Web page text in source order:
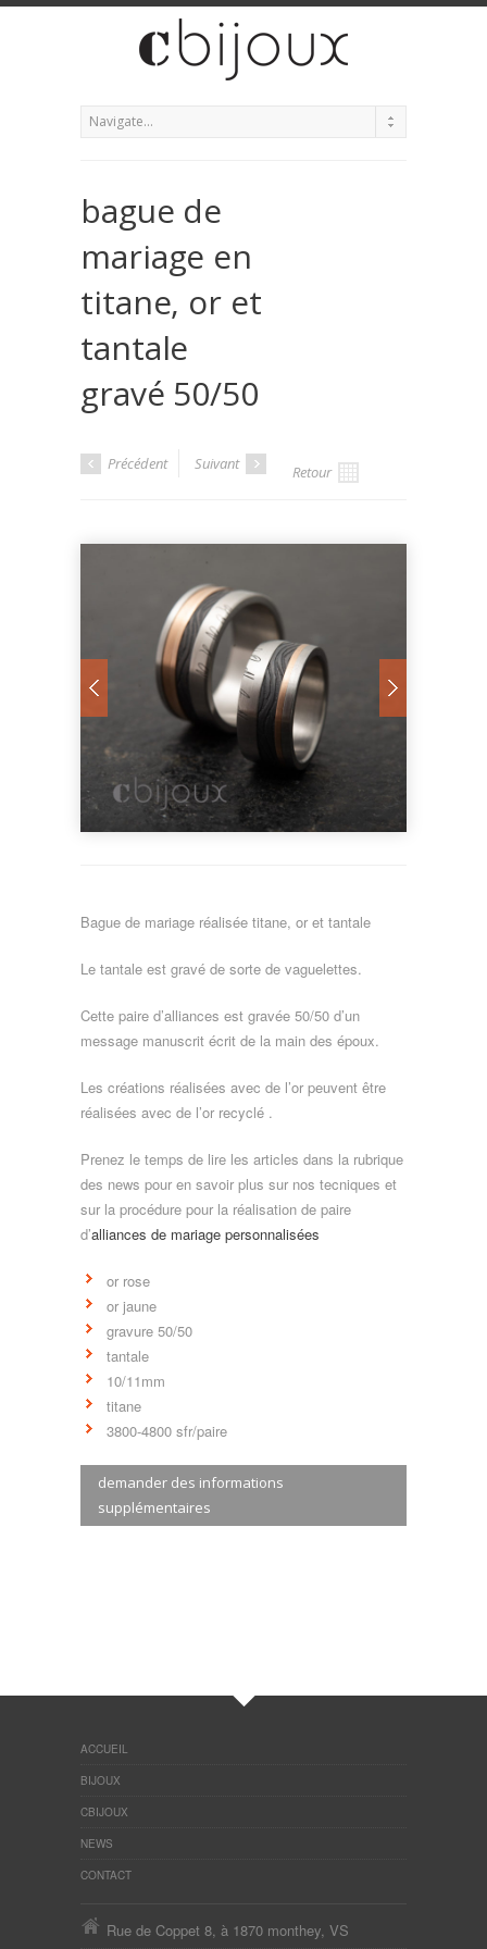
bague de
mariage en
titane, or et
tantale
gravé 50/50
Précédent Suivant Retour
Bague de mariage réalisée titane, or et tantale
Le tantale est gravé de sorte de vaguelettes.
Cette paire d’alliances est gravée 50/50 d’un
message manuscrit écrit de la main des époux.
Les créations réalisées avec de l’or peuvent être
réalisées avec de l’or recyclé .
Prenez le temps de lire les articles dans la rubrique
des news pour en savoir plus sur nos tecniques et
sur la procédure pour la réalisation de paire
d’alliances de mariage personnalisées
or rose
or jaune
gravure 50/50
tantale
10/11mm
titane
3800-4800 sfr/paire
demander des informations
supplémentaires
ACCUEIL
BIJOUX
CBIJOUX
NEWS
CONTACT
Rue de Coppet 8, à 1870 monthey, VS